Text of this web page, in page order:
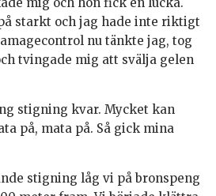
mig och hon fick en lucka.
starkt och jag hade inte riktigt
nu tänkte jag, tog
tvingade mig att svälja gelen
stigning kvar. Mycket kan
på, mata på. Så gick mina
stigning låg vi på bronspeng